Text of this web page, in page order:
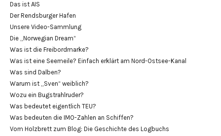
Das ist AIS
Der Rendsburger Hafen
Unsere Video-Sammlung
Die „Norwegian Dream“
Was ist die Freibordmarke?
Was ist eine Seemeile? Einfach erklärt am Nord-Ostsee-Kanal
Was sind Dalben?
Warum ist „Sven“ weiblich?
Wozu ein Bugstrahlruder?
Was bedeutet eigentlich TEU?
Was bedeuten die IMO-Zahlen an Schiffen?
Vom Holzbrett zum Blog: Die Geschichte des Logbuchs